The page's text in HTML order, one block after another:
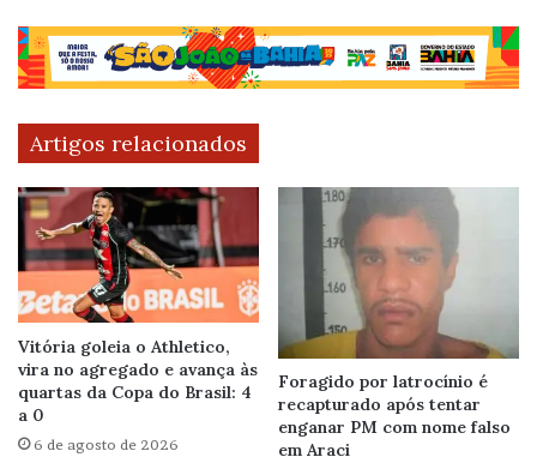
Artigos relacionados
Vitória goleia o Athletico,
vira no agregado e avança às
quartas da Copa do Brasil: 4
a 0
6 de agosto de 2026
Foragido por latrocínio é
recapturado após tentar
enganar PM com nome falso
em Araci